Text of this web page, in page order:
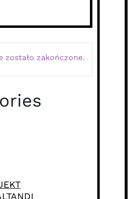
zostało zakończone.